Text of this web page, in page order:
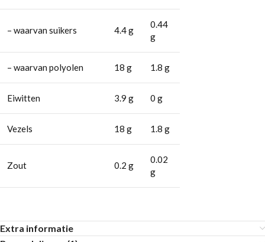
– waarvan suikers 4.4 g
0.44
g
– waarvan polyolen 18 g 1.8 g
Eiwitten 3.9 g 0 g
Vezels 18 g 1.8 g
Zout 0.2 g
0.02
g
Extra informatie